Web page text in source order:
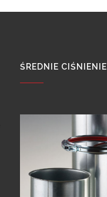
ŚREDNIE CIŚNIENIE